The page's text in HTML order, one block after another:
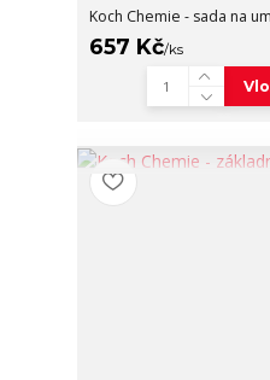
Koch Chemie - sada na
657 Kč/ks